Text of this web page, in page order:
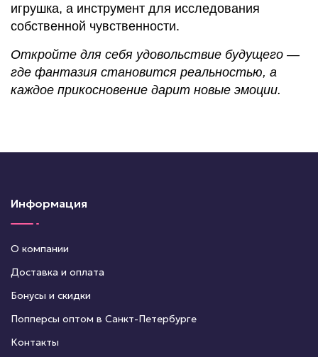
игрушка, а инструмент для исследования
собственной чувственности.
Откройте для себя удовольствие будущего —
где фантазия становится реальностью, а
каждое прикосновение дарит новые эмоции.
Информация
О компании
Доставка и оплата
Бонусы и скидки
Попперсы оптом в Санкт-Петербурге
Контакты